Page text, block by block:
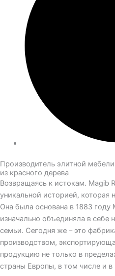
Производитель элитной мебели
из красного дерева
Возвращаясь к истокам. Magib
уникальной историей, которая
Она была основана в 1883
изначально объединяла в себе
семьи. Сегодня же – это
производством,
продукцию не только в
страны Европы, в том числе и